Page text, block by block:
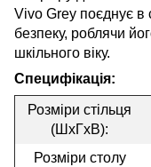
Vivo Grey поєднує в
безпеку, роблячи
шкільного віку.
Специфікація:
Розміри стільця
(ШхГхВ):
Розміри столу